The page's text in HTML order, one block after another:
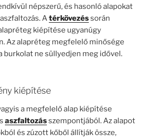
népszerű, és hasonló alapokat
Atérkövezéssorán
kiépítése ugyanúgy
Az alapréteg megfelelő minősége
burkolat ne süllyedjen meg idővel.
kiépítése
a megfelelő alap kiépítése
aszfaltozásszempontjából. Az alapot
és zúzott kőből állítják össze,